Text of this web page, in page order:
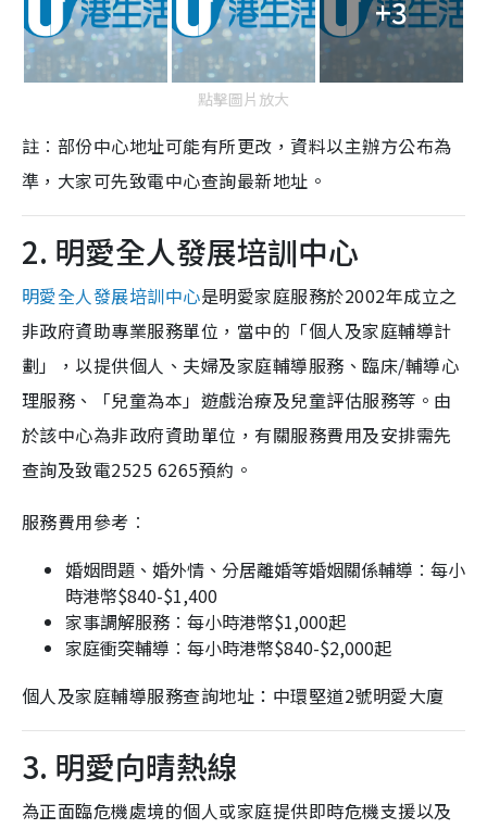
+3
點擊圖片放大
註︰部份中心地址可能有所更改，資料以主辦方公布為
準，大家可先致電中心查詢最新地址。
2. 明愛全人發展培訓中心
明愛全人發展培訓中心是明愛家庭服務於2002年成立之
非政府資助專業服務單位，當中的「個人及家庭輔導計
劃」，以提供個人、夫婦及家庭輔導服務、臨床/輔導心
理服務、「兒童為本」遊戲治療及兒童評估服務等。由
於該中心為非政府資助單位，有關服務費用及安排需先
查詢及致電2525 6265預約。
服務費用參考︰
婚姻問題、婚外情、分居離婚等婚姻關係輔導︰每小
時港幣$840-$1,400
家事調解服務︰每小時港幣$1,000起
家庭衝突輔導︰每小時港幣$840-$2,000起
個人及家庭輔導服務查詢地址：中環堅道2號明愛大廈
3. 明愛向晴熱線
為正面臨危機處境的個人或家庭提供即時危機支援以及